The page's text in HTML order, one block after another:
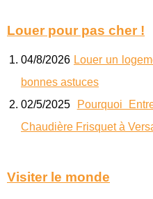
Louer pour pas cher !
04/8/2026 Louer un
bonnes astuces
02/5/2025
Pourquoi
Chaudière Frisquet à
Visiter le monde